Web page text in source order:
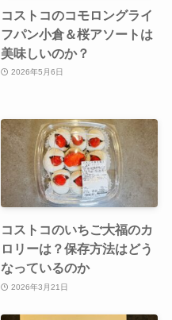
コストコのコモロングライ
フパン小倉＆桜アソートは
美味しいのか？
2026年5月6日
コストコのいちご大福のカ
ロリーは？保存方法はどう
なっているのか
2026年3月21日